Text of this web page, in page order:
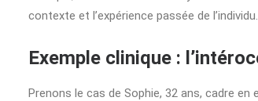
contexte et l’expérience passée de l’individu.
Exemple clinique :
Prenons le cas de Sophie, 32 ans, cadre